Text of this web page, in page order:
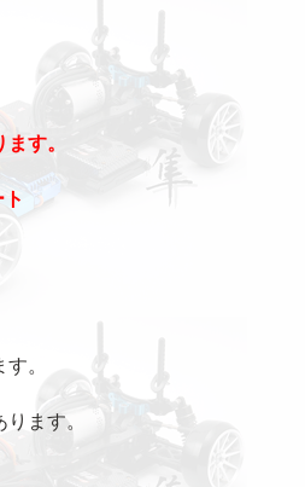
す。
。
ます。